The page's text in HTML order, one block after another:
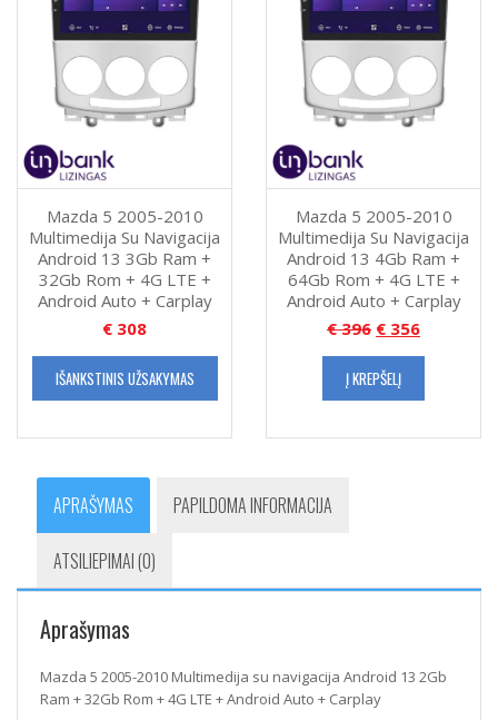
Mazda 5 2005-2010
Multimedija Su Navigacija
Android 13 3Gb Ram +
32Gb Rom + 4G LTE +
Android Auto + Carplay
€ 308
IŠANKSTINIS UŽSAKYMAS
Mazda 5 2005-2010
Multimedija Su Navigacija
Android 13 4Gb Ram +
64Gb Rom + 4G LTE +
Android Auto + Carplay
€396 € 356
Į KREPŠELĮ
APRAŠYMAS PAPILDOMA INFORMACIJA
ATSILIEPIMAI (0)
Aprašymas
Mazda 5 2005-2010 Multimedija su navigacija Android 13 2Gb
Ram + 32Gb Rom + 4G LTE + Android Auto + Carplay